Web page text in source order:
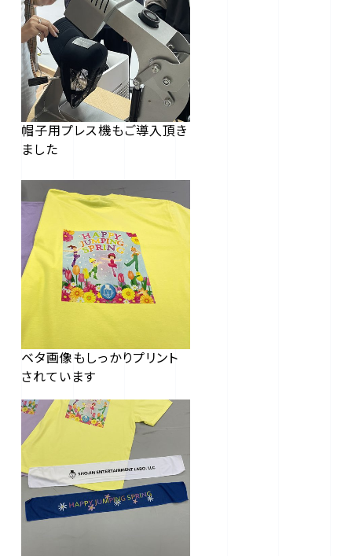
帽子用プレス機もご導入頂き
ました
ベタ画像もしっかりプリント
されています